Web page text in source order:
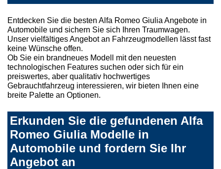
Entdecken Sie die besten Alfa Romeo Giulia Angebote in
Automobile und sichern Sie sich Ihren Traumwagen.
Unser vielfältiges Angebot an Fahrzeugmodellen lässt fast
keine Wünsche offen.
Ob Sie ein brandneues Modell mit den neuesten
technologischen Features suchen oder sich für ein
preiswertes, aber qualitativ hochwertiges
Gebrauchtfahrzeug interessieren, wir bieten Ihnen eine
breite Palette an Optionen.
Erkunden Sie die gefundenen Alfa
Romeo Giulia Modelle in
Automobile und fordern Sie Ihr
Angebot an